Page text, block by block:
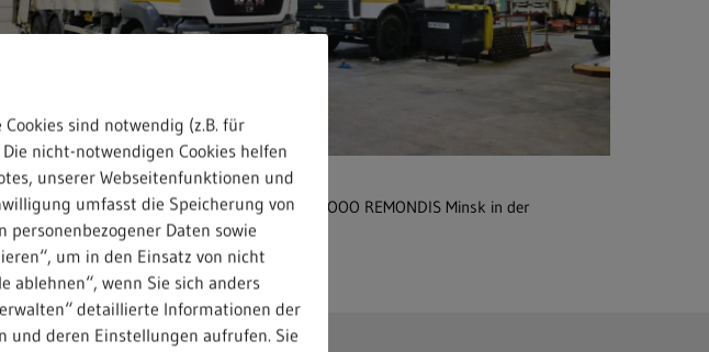
als 70 Entsorgungsfahrzeuge werden von SOOO REMONDIS Minsk in der
des Landes eingesetzt
sind notwendig (z.B. für
nicht-notwendigen Cookies helfen
unserer Webseitenfunktionen und
umfasst die Speicherung von
Daten sowie
um in den Einsatz von nicht
ablehnen“, wenn Sie sich anders
detaillierte Informationen der
und deren Einstellungen aufrufen. Sie